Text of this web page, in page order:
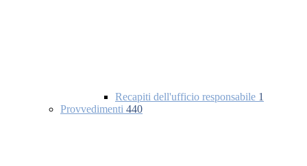
Recapiti dell'ufficio responsabile 1
Provvedimenti 440